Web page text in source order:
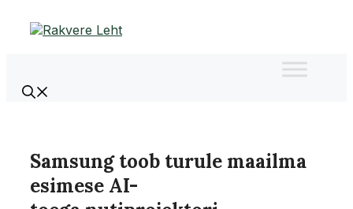
Samsung toob turule maailma
esimese AI-